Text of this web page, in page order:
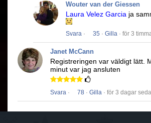
Wouter van der Giessen
Laura Velez Garcia ja
Svara · 35 · Gilla · för 3
Janet McCann
Registreringen var väldigt lätt.
minut var jag ansluten
Svara · 78 · Gilla · för 3 dagar